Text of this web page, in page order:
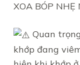
XOA BÓP
Quan
khớp đang